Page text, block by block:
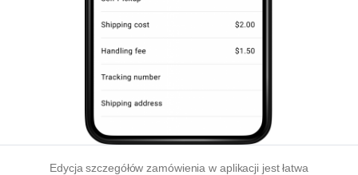
Edycja szczegółów zamówienia w aplikacji jest łatwa